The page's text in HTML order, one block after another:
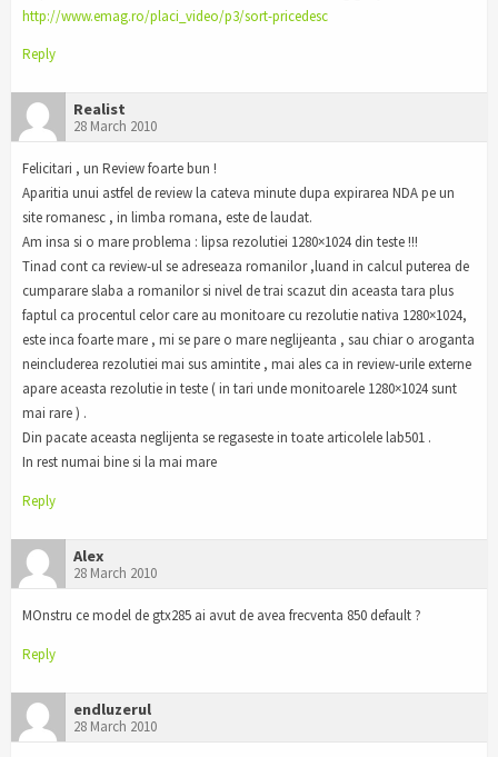
http://www.emag.ro/placi_video/p3/sort-pricedesc
Reply
Realist
28 March 2010
Felicitari , un Review foarte bun !
Aparitia unui astfel de review la cateva minute dupa expirarea NDA pe un
site romanesc , in limba romana, este de laudat.
Am insa si o mare problema : lipsa rezolutiei 1280×1024 din teste !!!
Tinad cont ca review-ul se adreseaza romanilor ,luand in calcul puterea de
cumparare slaba a romanilor si nivel de trai scazut din aceasta tara plus
faptul ca procentul celor care au monitoare cu rezolutie nativa 1280×1024,
este inca foarte mare , mi se pare o mare neglijeanta , sau chiar o aroganta
neincluderea rezolutiei mai sus amintite , mai ales ca in review-urile externe
apare aceasta rezolutie in teste ( in tari unde monitoarele 1280×1024 sunt
mai rare ) .
Din pacate aceasta neglijenta se regaseste in toate articolele lab501 .
In rest numai bine si la mai mare
Reply
Alex
28 March 2010
MOnstru ce model de gtx285 ai avut de avea frecventa 850 default ?
Reply
endluzerul
28 March 2010